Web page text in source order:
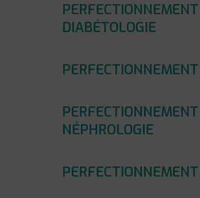
DIABÉTOLOGIE
NÉPHROLOGIE